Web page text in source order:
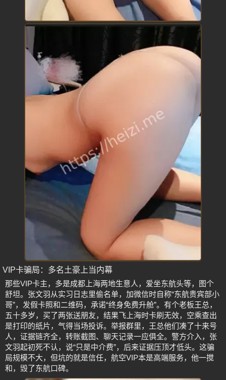
VIP卡骗局：多名土豪上当内幕
那些VIP卡主，多是成都上海两地生意人，爱坐东航头等，图个
舒坦。张文羽从实习日志里偷名单，加微信时自称“东航贵宾部小
哥”，发假卡照和二维码，承诺“终身免费升舱”。有个老板王总，
五十多岁，买了两张送朋友，结果飞上海时卡刷无效，空乘查出
是打印的纸片，气得当场投诉。举报群里，王总他们凑了十来号
人，证据链齐全，转账截图、聊天记录一应俱全。警方介入，张
文羽起初死不认，说“只是中介费”，后来证据压顶才低头。这骗
局规模不大，但坑的就是信任，航空VIP本是高端服务，他一搅
和，毁了东航口碑。